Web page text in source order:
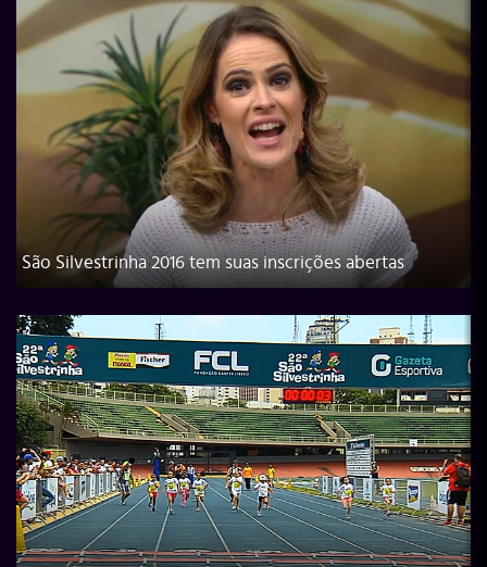
São Silvestrinha 2016 tem suas inscrições abertas